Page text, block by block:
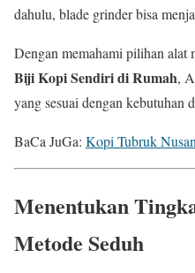
dahulu, blade grinder bisa
Dengan memahami pilihan alat
Biji Kopi Sendiri di Rumah,
yang sesuai dengan kebutuhan
BaCa JuGa: Kopi Tubruk
Menentukan
Metode Seduh